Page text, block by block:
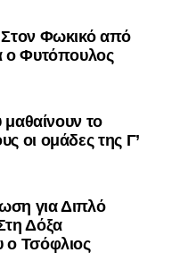
Φωκικό από
ο Φυτόπουλος
μαθαίνουν το
οι ομάδες της Γ’
για Διπλό
Δόξα
ο Τσόφλιος